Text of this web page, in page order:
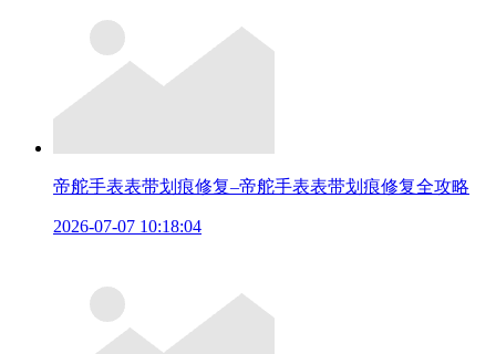
帝舵手表表带划痕修复–帝舵手表表带划痕修复全攻略
2026-07-07 10:18:04